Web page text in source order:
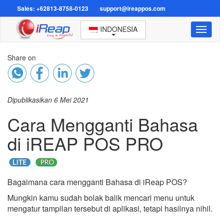
Sales: +62813-8758-0123 support@ireappos.com
INDONESIA
Share on
Dipublikasikan 6 Mei 2021
Cara Mengganti Bahasa
di iREAP POS PRO
Bagaimana cara mengganti Bahasa di iReap POS?
Mungkin kamu sudah bolak balik mencari menu untuk
mengatur tampilan tersebut di aplikasi, tetapi hasilnya nihil.